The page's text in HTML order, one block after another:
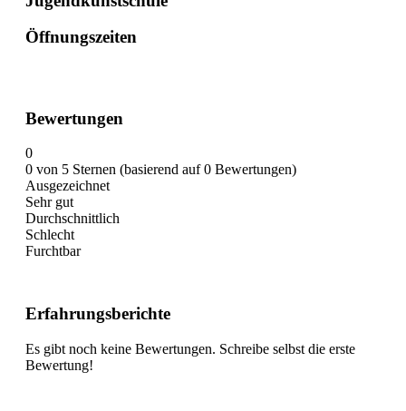
Öffnungszeiten
Bewertungen
0
0 von 5 Sternen (basierend auf 0 Bewertungen)
Ausgezeichnet
Sehr gut
Durchschnittlich
Schlecht
Furchtbar
Erfahrungsberichte
Es gibt noch keine Bewertungen. Schreibe selbst die erste
Bewertung!